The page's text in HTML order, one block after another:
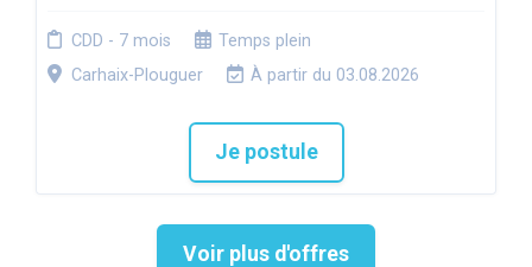
CDD - 7 mois
Temps plein
Carhaix-Plouguer
À partir du 03.08.2026
Je postule
Voir plus d'offres